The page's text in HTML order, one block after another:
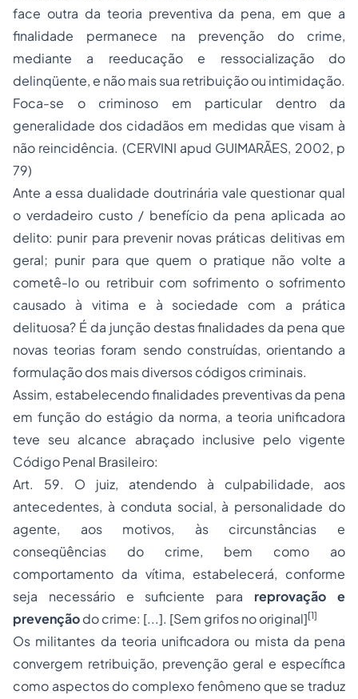
face outra da teoria preventiva da pena, em que a
finalidade permanece na prevenção do crime,
mediante a reeducação e ressocialização do
delinqüente, e não mais sua retribuição ou intimidação.
Foca-se o criminoso em particular dentro da
generalidade dos cidadãos em medidas que visam à
não reincidência. (CERVINI apud GUIMARÃES, 2002, p
79)
Ante a essa dualidade doutrinária vale questionar qual
o verdadeiro custo / benefício da pena aplicada ao
delito: punir para prevenir novas práticas delitivas em
geral; punir para que quem o pratique não volte a
cometê-lo ou retribuir com sofrimento o sofrimento
causado à vitima e à sociedade com a prática
delituosa? É da junção destas finalidades da pena que
novas teorias foram sendo construídas, orientando a
formulação dos mais diversos códigos criminais.
Assim, estabelecendo finalidades preventivas da pena
em função do estágio da norma, a teoria unificadora
teve seu alcance abraçado inclusive pelo vigente
Código Penal Brasileiro:
Art. 59. O juiz, atendendo à culpabilidade, aos
antecedentes, à conduta social, à personalidade do
agente, aos motivos, às circunstâncias e
conseqüências do crime, bem como ao
comportamento da vítima, estabelecerá, conforme
seja necessário e suficiente para reprovação e
prevençãodo crime: [...]. [Sem grifos no original][1]
Os militantes da teoria unificadora ou mista da pena
convergem retribuição, prevenção geral e específica
como aspectos do complexo fenômeno que se traduz